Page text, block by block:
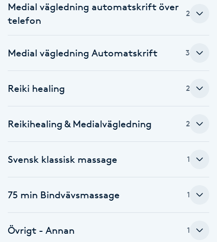
Brynfärgning
Bröllopsuppsättning
C
Color correction
Cryoterapi
Damklippning
Medial vägledning automatskrift över
telefon
2
Medial vägledning Automatskrift 3
Reiki healing 2
Reikihealing & Medialvägledning 2
Svensk klassisk massage 1
75 min Bindvävsmassage 1
Övrigt - Annan 1